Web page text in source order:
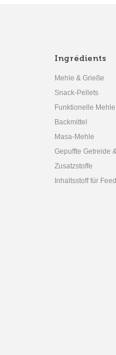
Ingrédients
Mehle & Grieße
Snack-Pellets
Funktionelle Mehle
Backmittel
Masa-Mehle
Gepuffte Getreide
Zusatzstoffe
Inhaltsstoff für